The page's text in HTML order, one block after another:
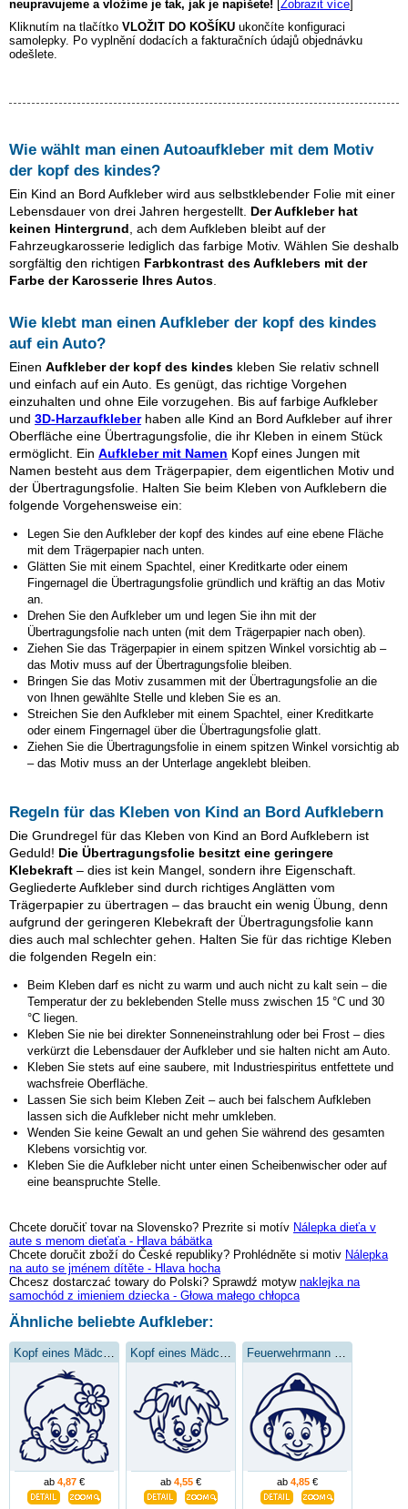
neupravujeme a vložíme je tak, jak je napíšete! Zobrazit více
Kliknutím na tlačítko VLOŽIT DO KOŠÍKU ukončíte konfiguraci
samolepky. Po vyplnění dodacích a fakturačních údajů objednávku
odešlete.
Wie wählt man einen Autoaufkleber mit dem Motiv
der kopf des kindes?
Ein Kind an Bord Aufkleber wird aus selbstklebender Folie mit einer
Lebensdauer von drei Jahren hergestellt. Der Aufkleber hat
keinen Hintergrund , ach dem Aufkleben bleibt auf der
Fahrzeugkarosserie lediglich das farbige Motiv. Wählen Sie deshalb
sorgfältig den richtigen Farbkontrast des Aufklebers mit der
Farbe der Karosserie Ihres Autos
Wie klebt man einen Aufkleber der kopf des kindes
auf ein Auto?
Einen Aufkleberder kopf des kindes kleben Sie relativ schnell
und einfach auf ein Auto. Es genügt, das richtige Vorgehen
einzuhalten und ohne Eile vorzugehen. Bis auf farbige Aufkleber
und 3D-Harzaufkleberhaben alle Kind an Bord Aufkleber auf ihrer
Oberfläche eine Übertragungsfolie, die ihr Kleben in einem Stück
ermöglicht. Ein Aufkleber mit Namen Kopf eines Jungen mit
Namen besteht aus dem Trägerpapier, dem eigentlichen Motiv und
der Übertragungsfolie. Halten Sie beim Kleben von Aufklebern die
folgende Vorgehensweise ein:
Legen Sie den Aufkleber der kopf des kindes auf eine ebene Fläche
mit dem Trägerpapier nach unten.
Glätten Sie mit einem Spachtel, einer Kreditkarte oder einem
Fingernagel die Übertragungsfolie gründlich und kräftig an das Motiv
an.
Drehen Sie den Aufkleber um und legen Sie ihn mit der
Übertragungsfolie nach unten (mit dem Trägerpapier nach oben).
Ziehen Sie das Trägerpapier in einem spitzen Winkel vorsichtig ab –
das Motiv muss auf der Übertragungsfolie bleiben.
Bringen Sie das Motiv zusammen mit der Übertragungsfolie an die
von Ihnen gewählte Stelle und kleben Sie es an.
Streichen Sie den Aufkleber mit einem Spachtel, einer Kreditkarte
oder einem Fingernagel über die Übertragungsfolie glatt.
Ziehen Sie die Übertragungsfolie in einem spitzen Winkel vorsichtig ab
– das Motiv muss an der Unterlage angeklebt bleiben.
Regeln für das Kleben von Kind an Bord Aufklebern
Die Grundregel für das Kleben von Kind an Bord Aufklebern ist
Geduld! Die Übertragungsfolie besitzt eine geringere
Klebekraft – dies ist kein Mangel, sondern ihre Eigenschaft.
Gegliederte Aufkleber sind durch richtiges Anglätten vom
Trägerpapier zu übertragen – das braucht ein wenig Übung, denn
aufgrund der geringeren Klebekraft der Übertragungsfolie kann
dies auch mal schlechter gehen. Halten Sie für das richtige Kleben
die folgenden Regeln ein:
Beim Kleben darf es nicht zu warm und auch nicht zu kalt sein – die
Temperatur der zu beklebenden Stelle muss zwischen 15 °C und 30
°C liegen.
Kleben Sie nie bei direkter Sonneneinstrahlung oder bei Frost – dies
verkürzt die Lebensdauer der Aufkleber und sie halten nicht am Auto.
Kleben Sie stets auf eine saubere, mit Industriespiritus entfettete und
wachsfreie Oberfläche.
Lassen Sie sich beim Kleben Zeit – auch bei falschem Aufkleben
lassen sich die Aufkleber nicht mehr umkleben.
Wenden Sie keine Gewalt an und gehen Sie während des gesamten
Klebens vorsichtig vor.
Kleben Sie die Aufkleber nicht unter einen Scheibenwischer oder auf
eine beanspruchte Stelle.
Chcete doručiť tovar na Slovensko? Prezrite si motív Nálepka dieťa v
aute s menom dieťaťa - Hlava bábätka
Chcete doručit zboží do České republiky? Prohlédněte si motiv Nálepka
na auto se jménem dítěte - Hlava hocha
Chcesz dostarczać towary do Polski? Sprawdź motyw naklejka na
samochód z imieniem dziecka - Głowa małego chłopca
Ähnliche beliebte Aufkleber:
ab 4,87 € ab 4,55 € ab 4,85 €